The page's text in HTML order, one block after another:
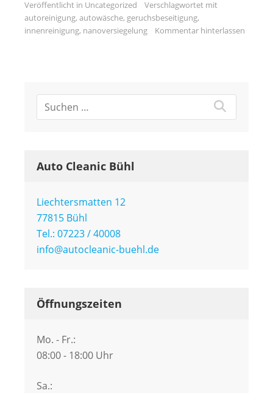
Veröffentlicht in Uncategorized
Verschlagwortet mit
autoreinigung, autowäsche, geruchsbeseitigung,
innenreinigung, nanoversiegelung Kommentar hinterlassen
Auto Cleanic Bühl
Liechtersmatten 12
77815 Bühl
Tel.: 07223 / 40008
info@autocleanic-buehl.de
Öffnungszeiten
Mo. - Fr.:
08:00 - 18:00 Uhr
Sa.: